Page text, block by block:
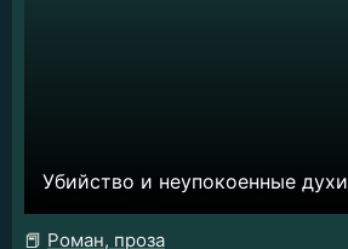
Убийство и неупокоенные духи
📕 Роман, проза